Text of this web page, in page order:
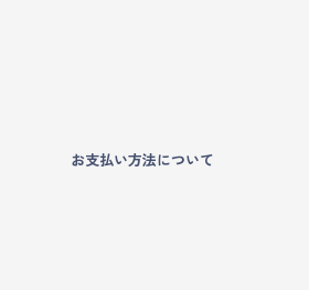
お支払い方法について